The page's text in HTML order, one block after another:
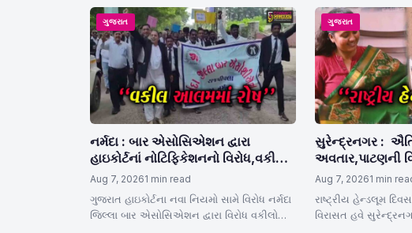
ગુજરાત
નર્મદા : બાર એસોસિએશન દ્વારા
હાઇકોર્ટનાં નોટિફિકેશનનો વિરોધ,વકીલો
કામગીરીથી દૂર રહ્યા
Aug 7, 20261 min read
ગુજરાત હાઇકોર્ટના નવા નિયમો સામે વિરોધ નર્મદા
જિલ્લા બાર એસોસિએશન દ્વારા વિરોધ વકીલોએ
ગુજરાત
સુરેન્દ્રનગર :
અવતાર,પાટણની
સુરેન્દ્રનગરમાં,
નવું ગ્લોબલ હબ
Aug 7, 20261 min
રાષ્ટ્રીય હેન્ડલૂમ
વિરાસત હવે